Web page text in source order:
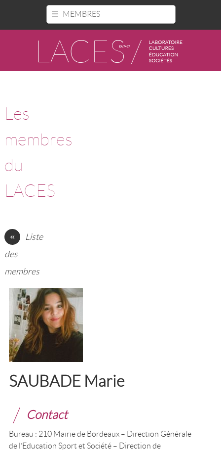
Panneau de gestion des cookies
MEMBRES
Les
membres
du
LACES
«
Liste
des
membres
SAUBADE Marie
Contact
Bureau : 210 Mairie de Bordeaux – Direction Générale
de l’Education Sport et Société – Direction de